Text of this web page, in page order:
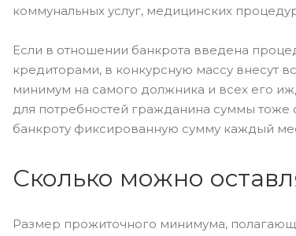
коммунальных услуг, медицинских
Если в отношении банкрота введена
кредиторами, в конкурсную массу внесут
минимум на самого должника и всех его
для потребностей гражданина суммы
банкроту фиксированную сумму каждый
Сколько можно
Размер прожиточного минимума,